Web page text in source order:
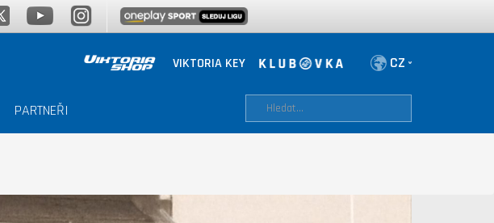
VIKTORIA KEY
PARTNEŘI